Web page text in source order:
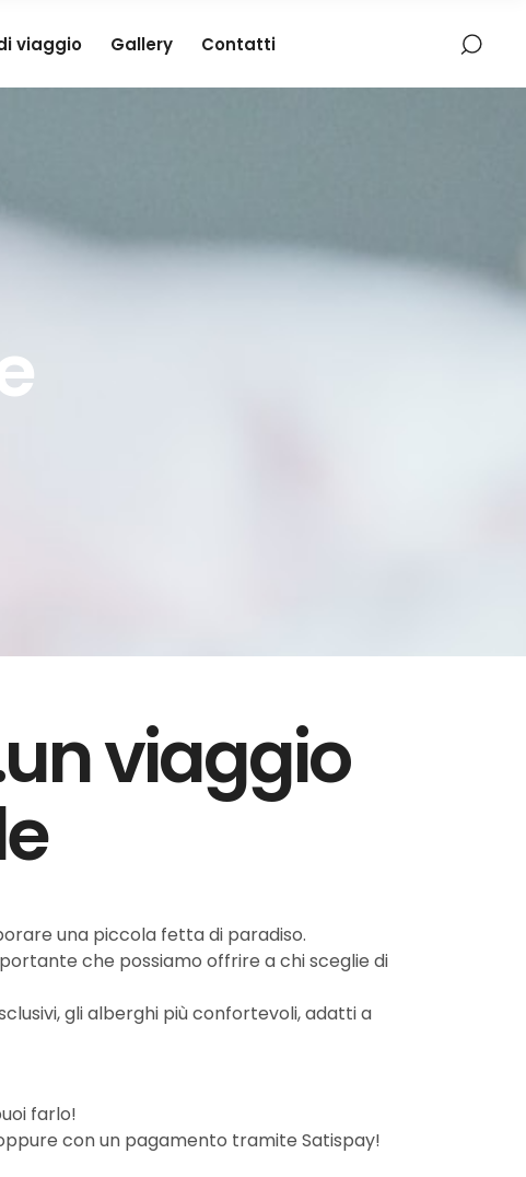
viaggio Gallery Contatti
viaggio
una piccola fetta di paradiso.
che possiamo offrire a chi sceglie di
gli alberghi più confortevoli, adatti a
farlo!
con un pagamento tramite Satispay!